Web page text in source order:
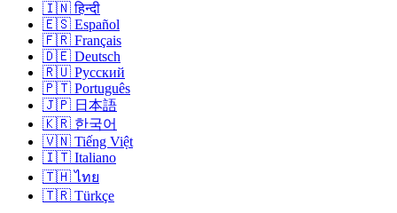
🇮🇳 हिन्दी
🇪🇸 Español
🇫🇷 Français
🇩🇪 Deutsch
🇷🇺 Русский
🇵🇹 Português
🇯🇵 日本語
🇰🇷 한국어
🇻🇳 Tiếng Việt
🇮🇹 Italiano
🇹🇭 ไทย
🇹🇷 Türkçe